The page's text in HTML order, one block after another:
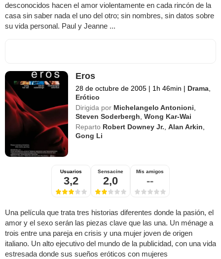
desconocidos hacen el amor violentamente en cada rincón de la
casa sin saber nada el uno del otro; sin nombres, sin datos sobre
su vida personal. Paul y Jeanne ...
Eros
28 de octubre de 2005 | 1h 46min | Drama,
Erótico
Dirigida por Michelangelo Antonioni,
Steven Soderbergh,Wong Kar-Wai
Reparto Robert Downey Jr.,Alan Arkin,
Gong Li
Usuarios
3,2
Sensacine
2,0
Mis amigos
--
Una película que trata tres historias diferentes donde la pasión, el
amor y el sexo serán las piezas clave que las una. Un ménage a
trois entre una pareja en crisis y una mujer joven de origen
italiano. Un alto ejecutivo del mundo de la publicidad, con una vida
estresada donde sus sueños eróticos con mujeres